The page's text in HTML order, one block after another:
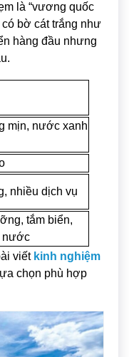
là “vương quốc
có bờ cát trắng như
hàng đầu nhưng
mịn, nước xanh
nhiều dịch vụ
tắm biển,
nước
viết kinh nghiệm
chọn phù hợp